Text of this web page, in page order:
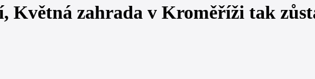
Květná zahrada v Kroměříži tak